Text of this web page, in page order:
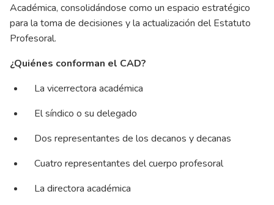
Académica, consolidándose como un espacio estratégico
para la toma de decisiones y la actualización del Estatuto
Profesoral.
¿Quiénes conforman el CAD?
La vicerrectora académica
El síndico o su delegado
Dos representantes de los decanos y decanas
Cuatro representantes del cuerpo profesoral
La directora académica